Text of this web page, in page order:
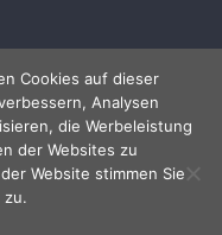
Cookies auf dieser
Analysen
die Werbeleistung
der Websites zu
Website stimmen Sie
zu.